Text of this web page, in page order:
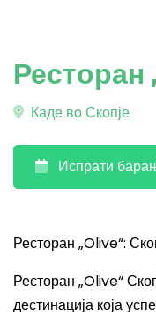
Ресторан
Каде во Скопје
Испрати
Ресторан „Olive“:
Ресторан „Olive“
дестинација која